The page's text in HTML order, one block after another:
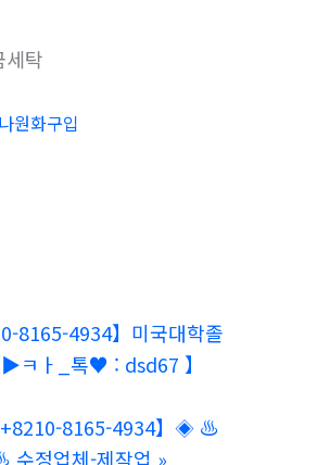
세탁
원화구입
4934】미국대학졸
▶ㅋㅏ_톡♥ : dsd67 】
8165-4934】◈ ♨️
수정업체-제작업 »